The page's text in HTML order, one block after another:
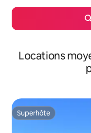
Locations
Superhôte
Superhôte